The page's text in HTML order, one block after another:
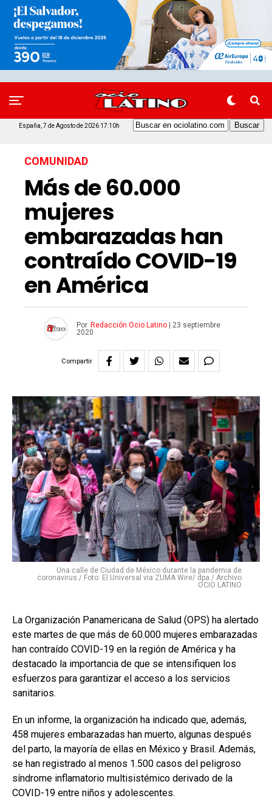
España, 7 de Agosto de 2026 17:10h
COMUNIDAD
Más de 60.000
mujeres
embarazadas han
contraído COVID-19
en América
Por Redacción Ocio Latino
23 septiembre
2020
Compartir
Una calle de Ciudad de México durante la pandemia de
coronavirus./ Foto: El Universal via ZUMA Wire/ dpa / Archivo
OCIO LATINO
La Organización Panamericana de Salud (OPS) ha alertado
este martes de que más de 60.000 mujeres embarazadas
han contraído COVID-19 en la región de América y ha
destacado la importancia de que se intensifiquen los
esfuerzos para garantizar el acceso a los servicios
sanitarios.
En un informe, la organización ha indicado que, además,
458 mujeres embarazadas han muerto, algunas después
del parto, la mayoría de ellas en México y Brasil. Además,
se han registrado al menos 1.500 casos del peligroso
síndrome inflamatorio multisistémico derivado de la
COVID-19 entre niños y adolescentes.